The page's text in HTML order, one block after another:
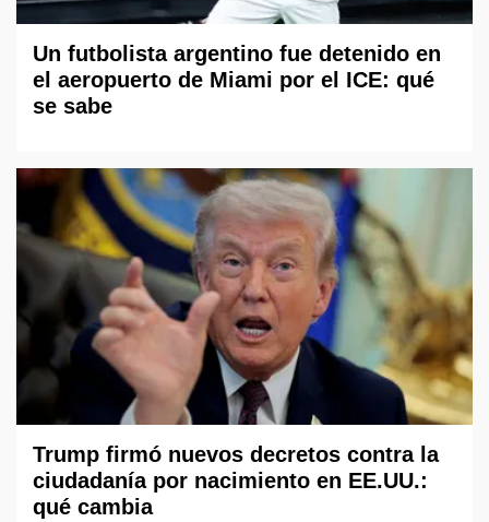
Un futbolista argentino fue detenido en
el aeropuerto de Miami por el ICE: qué
se sabe
Trump firmó nuevos decretos contra la
ciudadanía por nacimiento en EE.UU.:
qué cambia